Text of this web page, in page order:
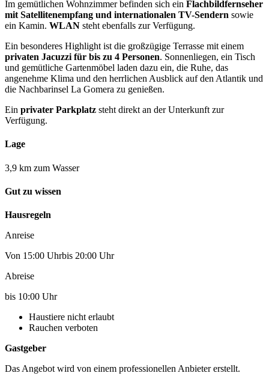
Im gemütlichen Wohnzimmer befinden sich ein Flachbildfernseher
mit Satellitenempfang und internationalen TV-Sendern sowie
ein Kamin. WLAN steht ebenfalls zur Verfügung.
Ein besonderes Highlight ist die großzügige Terrasse mit einem
privaten Jacuzzi für bis zu 4 Personen. Sonnenliegen, ein Tisch
und gemütliche Gartenmöbel laden dazu ein, die Ruhe, das
angenehme Klima und den herrlichen Ausblick auf den Atlantik und
die Nachbarinsel La Gomera zu genießen.
Ein privater Parkplatz steht direkt an der Unterkunft zur
Verfügung.
Lage
3,9 km zum Wasser
Gut zu wissen
Hausregeln
Anreise
Von 15:00 Uhrbis 20:00 Uhr
Abreise
bis 10:00 Uhr
Haustiere nicht erlaubt
Rauchen verboten
Gastgeber
Das Angebot wird von einem professionellen Anbieter erstellt.